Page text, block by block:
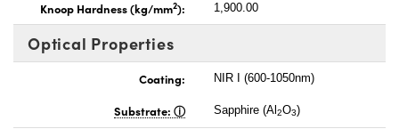
Knoop Hardness (kg/mm2): 1,900.00
Optical Properties
Coating: NIR I (600-1050nm)
Substrate: Sapphire (Al 2O3)